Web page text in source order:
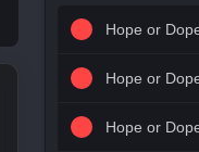
Hope or
Hope or
Hope or